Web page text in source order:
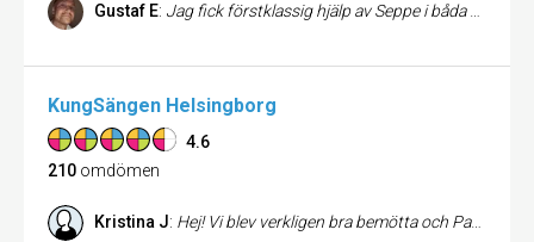
Gustaf E: Jag fick förstklassig hjälp av Seppe i båda Malmö och i Lund. Han visade sig jobba i båda buitkerna. Otroligt professionell och kunnig. Han välkomnade mig mycket trevligt och hjälpte mig att välja ut en säng som passade mig perfekt. Jag gick även till Sova och Atlantis men Seppes expertis var utöver det vanliga. Rekommenderar honom varmt!
KungSängen Helsingborg
4.6
210 omdömen
Kristina J: Hej! Vi blev verkligen bra bemötta och Patrik lotsade oss fram till ett par mycket sköna sängar och kuddar. Vi har bara gott att säga och upplevde affären positivt, Måste också berömma killarna som kom hem med sängarna, monterade dem på plats, tog emballaget med sig. Vad mer att begära ??? Bara bädda och lägga sig. KANON!